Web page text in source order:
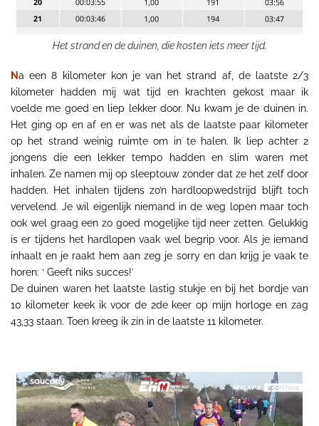
Het strand en de duinen, die kosten iets meer tijd.
Na een 8 kilometer kon je van het strand af, de laatste 2/3
kilometer hadden mij wat tijd en krachten gekost maar ik
voelde me goed en liep lekker door. Nu kwam je de duinen in.
Het ging op en af en er was net als de laatste paar kilometer
op het strand weinig ruimte om in te halen. Ik liep achter 2
jongens die een lekker tempo hadden en slim waren met
inhalen. Ze namen mij op sleeptouw zonder dat ze het zelf door
hadden. Het inhalen tijdens zo’n hardloopwedstrijd blijft toch
vervelend. Je wil eigenlijk niemand in de weg lopen maar toch
ook wel graag een zo goed mogelijke tijd neer zetten. Gelukkig
is er tijdens het hardlopen vaak wel begrip voor. Als je iemand
inhaalt en je raakt hem aan zeg je sorry en dan krijg je vaak te
horen: ‘ Geeft niks succes!’
De duinen waren het laatste lastig stukje en bij het bordje van
10 kilometer keek ik voor de 2de keer op mijn horloge en zag
43,33 staan. Toen kreeg ik zin in de laatste 11 kilometer.